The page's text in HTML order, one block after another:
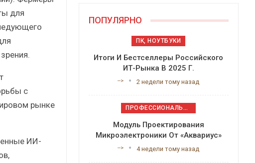
для
с
рынке
ИИ-
ПОПУЛЯРНО
ПК, НОУТБУКИ
Итоги И Бестселлеры Российского
ИТ-Рынка В 2025 Г.
--> 2 недели тому назад
ПРОФЕССИОНАЛЬНОЕ ПРИКЛАДНОЕ ПО
Модуль Проектирования
Микроэлектроники От «Аквариус»
--> 4 недели тому назад